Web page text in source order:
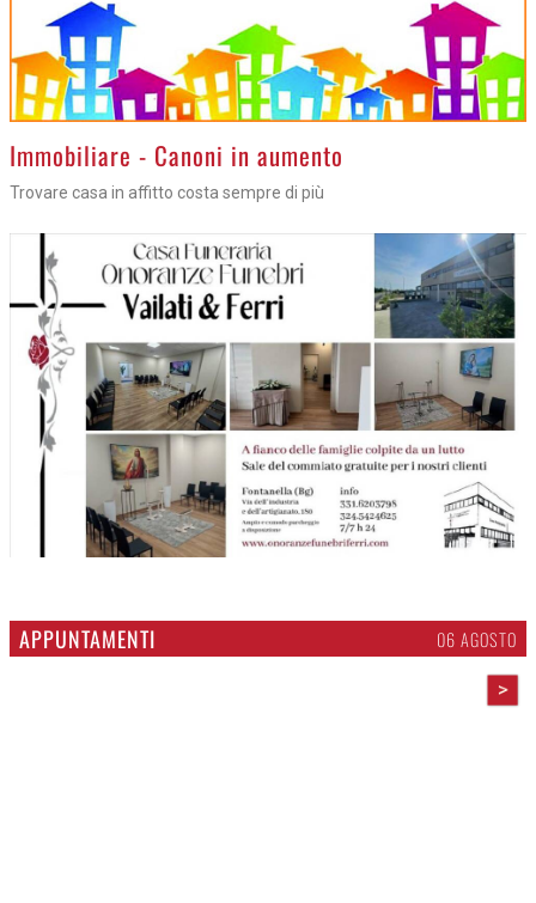
>Immobiliare - Canoni in aumento
Trovare casa in affitto costa sempre di più
APPUNTAMENTI 06 AGOSTO
>